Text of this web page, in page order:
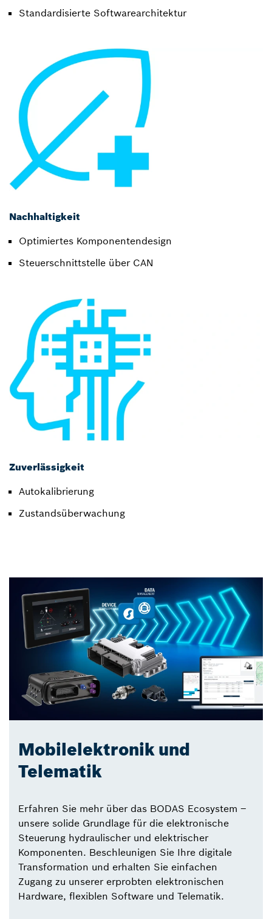
Standardisierte Softwarearchitektur
Nachhaltigkeit
Optimiertes Komponentendesign
Steuerschnittstelle über CAN
Zuverlässigkeit
Autokalibrierung
Zustandsüberwachung
Mobilelektronik und
Telematik
Erfahren Sie mehr über das BODAS Ecosystem –
unsere solide Grundlage für die elektronische
Steuerung hydraulischer und elektrischer
Komponenten. Beschleunigen Sie Ihre digitale
Transformation und erhalten Sie einfachen
Zugang zu unserer erprobten elektronischen
Hardware, flexiblen Software und Telematik.